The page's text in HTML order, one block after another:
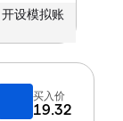
买入价
19.32